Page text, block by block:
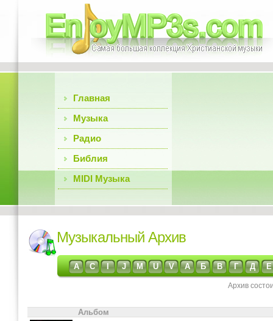
Главная
Музыка
Радио
Библия
MIDI Музыка
Музыкальный Архив
A C I J M U V А Б В Г Д Е
Архив
Альбом